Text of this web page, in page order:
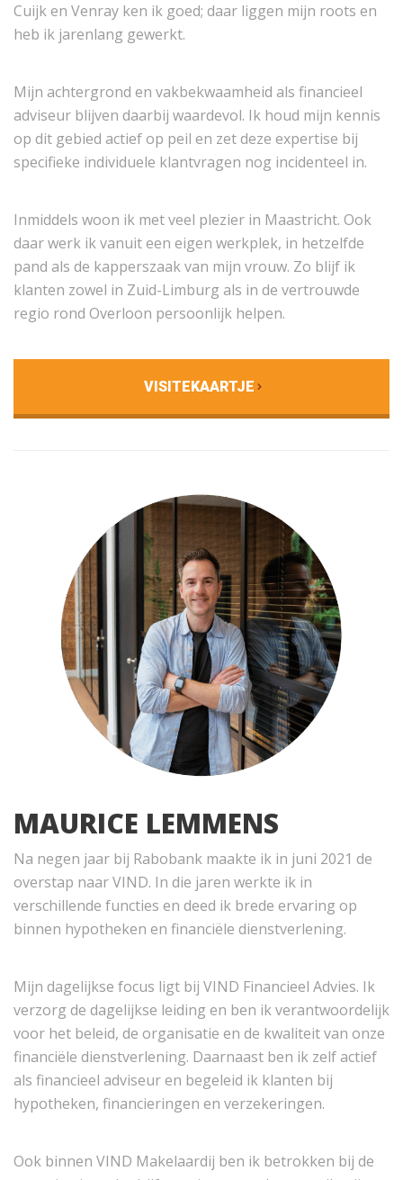
Cuijk en Venray ken ik goed; daar liggen mijn roots en
heb ik jarenlang gewerkt.
Mijn achtergrond en vakbekwaamheid als financieel
adviseur blijven daarbij waardevol. Ik houd mijn kennis
op dit gebied actief op peil en zet deze expertise bij
specifieke individuele klantvragen nog incidenteel in.
Inmiddels woon ik met veel plezier in Maastricht. Ook
daar werk ik vanuit een eigen werkplek, in hetzelfde
pand als de kapperszaak van mijn vrouw. Zo blijf ik
klanten zowel in Zuid-Limburg als in de vertrouwde
regio rond Overloon persoonlijk helpen.
VISITEKAARTJE
MAURICE LEMMENS
Na negen jaar bij Rabobank maakte ik in juni 2021 de
overstap naar VIND. In die jaren werkte ik in
verschillende functies en deed ik brede ervaring op
binnen hypotheken en financiële dienstverlening.
Mijn dagelijkse focus ligt bij VIND Financieel Advies. Ik
verzorg de dagelijkse leiding en ben ik verantwoordelijk
voor het beleid, de organisatie en de kwaliteit van onze
financiële dienstverlening. Daarnaast ben ik zelf actief
als financieel adviseur en begeleid ik klanten bij
hypotheken, financieringen en verzekeringen.
Ook binnen VIND Makelaardij ben ik betrokken bij de